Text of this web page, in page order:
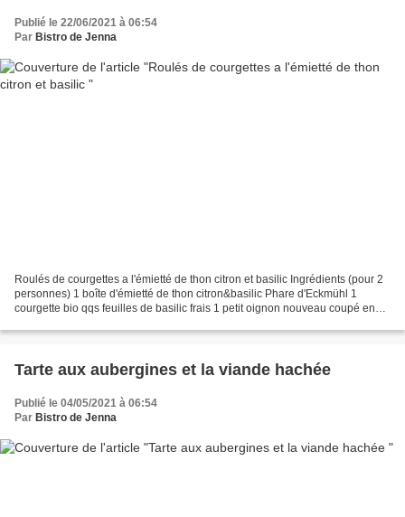
Publié le 22/06/2021 à 06:54
Par Bistro de Jenna
Roulés de courgettes a l'émietté de thon citron et basilic Ingrédients (pour 2
personnes) 1 boîte d'émietté de thon citron&basilic Phare d'Eckmühl 1
courgette bio qqs feuilles de basilic frais 1 petit oignon nouveau coupé en
Tarte aux aubergines et la viande hachée
Publié le 04/05/2021 à 06:54
Par Bistro de Jenna